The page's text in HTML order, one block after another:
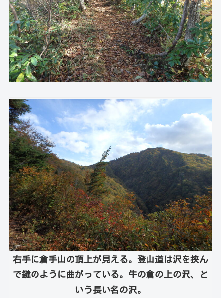
右手に倉手山の頂上が見える。登山道は沢を挟ん
で鍵のように曲がっている。牛の倉の上の沢、と
いう長い名の沢。